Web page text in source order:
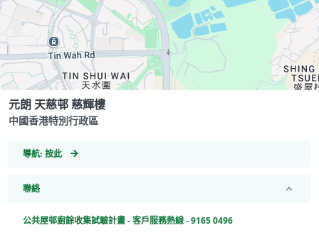
中國香港特別行政區
元朗 天慈邨 慈輝樓
導航: GeoCoordinates
按此
聯絡
公共屋邨廚餘收集試驗計畫 - 客戶服務熱線 - 9165 0496